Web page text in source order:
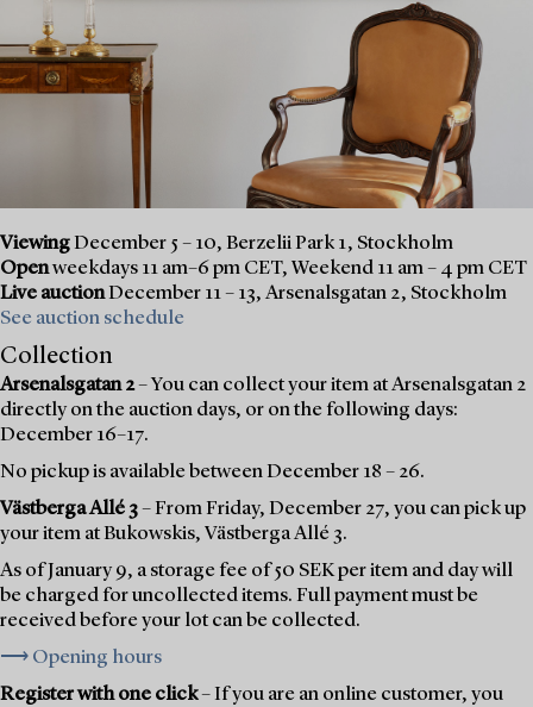
ViewingDecember 5 – 10, Berzelii Park 1, Stockholm
Openweekdays 11 am–6 pm CET, Weekend 11 am – 4 pm CET
Live auctionDecember 11 – 13, Arsenalsgatan 2, Stockholm
See auction schedule
Collection
Arsenalsgatan 2– You can collect your item at Arsenalsgatan 2
directly on the auction days, or on the following days:
December 16–17.
No pickup is available between December 18 – 26.
Västberga Allé 3– From Friday, December 27, you can pick up
your item at Bukowskis, Västberga Allé 3.
As of January 9, a storage fee of 50 SEK per item and day will
be charged for uncollected items. Full payment must be
received before your lot can be collected.
⟶ Opening hours
Register with one click– If you are an online customer, you